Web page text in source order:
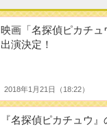
映画「名探偵ピカチ
出演決定！
2018年1月21日（18:22）
『名探偵ピカチュウ